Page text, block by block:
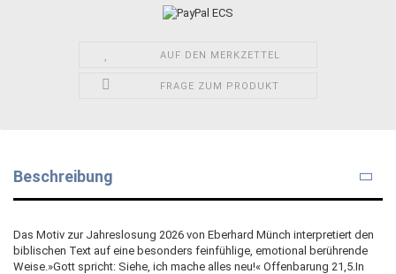
AUF DEN MERKZETTEL
FRAGE ZUM PRODUKT
Beschreibung
Das Motiv zur Jahreslosung 2026 von Eberhard Münch interpretiert den
biblischen Text auf eine besonders feinfühlige, emotional berührende
Weise.»Gott spricht: Siehe, ich mache alles neu!« Offenbarung 21,5.In